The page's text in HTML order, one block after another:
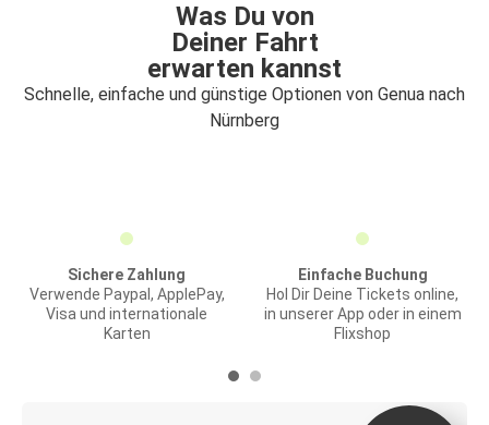
Was Du von
Deiner Fahrt
erwarten kannst
Schnelle, einfache und günstige Optionen von Genua nach
Nürnberg
Sichere Zahlung
Verwende Paypal, ApplePay,
Visa und internationale
Karten
Einfache Buchung
Hol Dir Deine Tickets online,
in unserer App oder in einem
Flixshop